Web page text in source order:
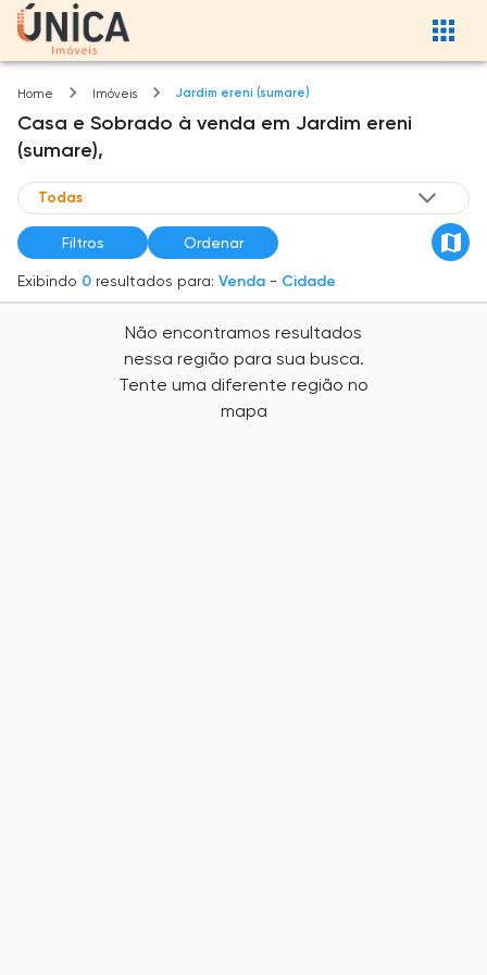
Home Imóveis Jardim ereni (sumare)
Casa e Sobrado à venda em Jardim ereni
(sumare),
Filtros Ordenar
Exibindo 0 resultados para: Venda - Cidade
Não encontramos resultados
nessa região para sua busca.
Tente uma diferente região no
mapa